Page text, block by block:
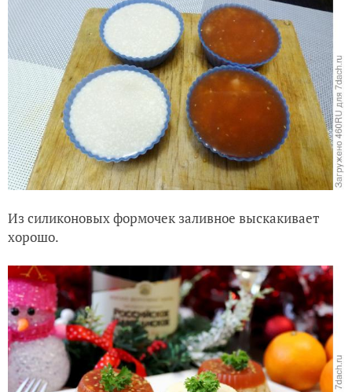
Из силиконовых формочек заливное выскакивает
хорошо.